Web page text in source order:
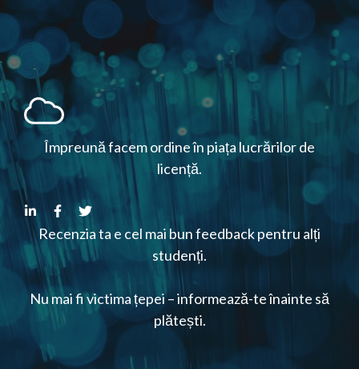
Împreună facem ordine în piața lucrărilor de
licență.
Recenzia ta e cel mai bun feedback pentru alți
studenți.
Nu mai fi victima țepei – informează-te înainte să
plătești.